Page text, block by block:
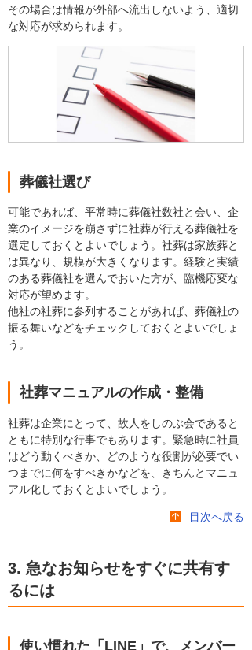
その場合は情報が外部へ流出しないよう、適切
な対応が求められます。
葬儀社選び
可能であれば、平常時に葬儀社数社と会い、企
業のイメージを崩さずに社葬が行える葬儀社を
選定しておくとよいでしょう。社葬は家族葬と
は異なり、規模が大きくなります。経験と実績
のある葬儀社を選んでおいた方が、臨機応変な
対応が望めます。
他社の社葬に参列することがあれば、葬儀社の
振る舞いなどをチェックしておくとよいでしょ
う。
社葬マニュアルの作成・整備
社葬は企業にとって、故人をしのぶ会であると
ともに特別な行事でもあります。緊急時に社員
はどう動くべきか、どのような役割が必要でい
つまでに何をすべきかなどを、きちんとマニュ
アル化しておくとよいでしょう。
目次へ戻る
3. 急なお知らせをすぐに共有す
るには
使い慣れた「LINE」で、メンバー